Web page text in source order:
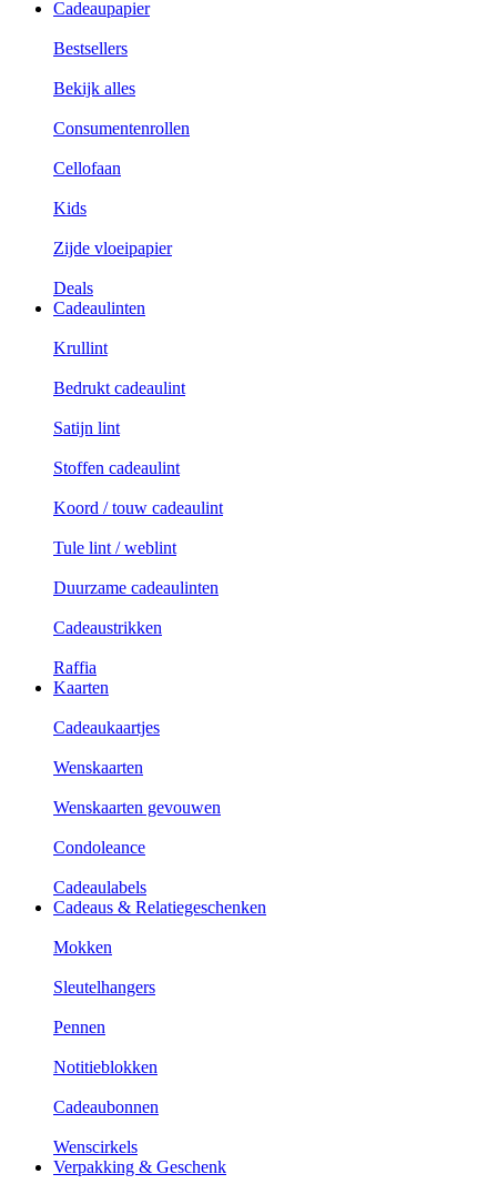
Cadeaupapier
Bestsellers
Bekijk alles
Consumentenrollen
Cellofaan
Kids
Zijde vloeipapier
Deals
Cadeaulinten
Krullint
Bedrukt cadeaulint
Satijn lint
Stoffen cadeaulint
Koord / touw cadeaulint
Tule lint / weblint
Duurzame cadeaulinten
Cadeaustrikken
Raffia
Kaarten
Cadeaukaartjes
Wenskaarten
Wenskaarten gevouwen
Condoleance
Cadeaulabels
Cadeaus & Relatiegeschenken
Mokken
Sleutelhangers
Pennen
Notitieblokken
Cadeaubonnen
Wenscirkels
Verpakking & Geschenk